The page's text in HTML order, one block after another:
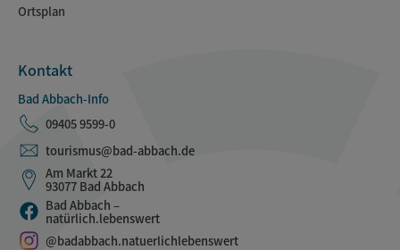
Ortsplan
Kontakt
Bad Abbach-Info
09405 9599-0
tourismus@bad-abbach.de
Am Markt 22
93077 Bad Abbach
Bad Abbach –
natürlich.lebenswert
@badabbach.natuerlichlebenswert